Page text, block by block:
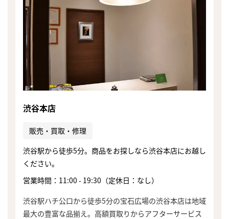
渋谷本店
販売・買取・修理
渋谷駅から徒歩5分。商品をお探しなら渋谷本店にお越し
ください。
営業時間：11:00 - 19:30（定休日：なし）
渋谷駅ハチ公口から徒歩5分の宝石広場の渋谷本店は地域
最大の豊富な品揃え。高額買取りからアフターサービス